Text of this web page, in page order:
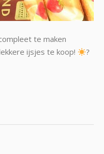
te maken
ijsjes te koop!
?